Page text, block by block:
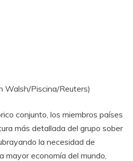
Walsh/Piscina/Reuters)
conjunto, los miembros países
más detallada del grupo sober
la necesidad de
mayor economía del mundo,